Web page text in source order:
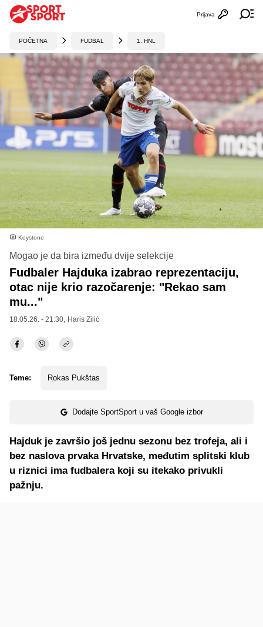
Otvori
Prijava
POČETNA FUDBAL 1. HNL
Keystone
Mogao je da bira između dvije selekcije
Fudbaler Hajduka izabrao reprezentaciju,
otac nije krio razočarenje: "Rekao sam
mu..."
18.05.26. - 21:30, Haris Zilić
Teme: Rokas Pukštas
Dodajte SportSport u vaš Google izbor
Hajduk je završio još jednu sezonu bez trofeja, ali i
bez naslova prvaka Hrvatske, međutim splitski klub
u riznici ima fudbalera koji su itekako privukli
pažnju.